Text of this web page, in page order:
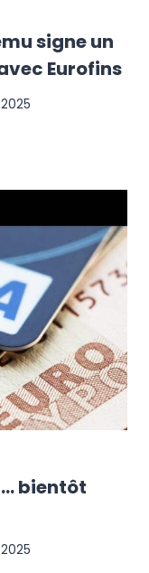
signe un
Eurofins
bientôt